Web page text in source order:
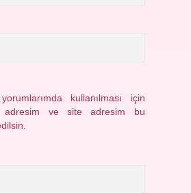
kullanılması için
adresim ve site adresim bu